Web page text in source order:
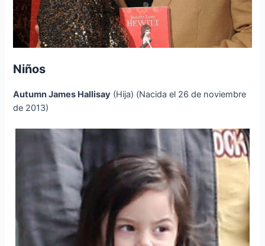
Niños
Autumn James Hallisay (Hija) (Nacida el 26 de noviembre
de 2013)